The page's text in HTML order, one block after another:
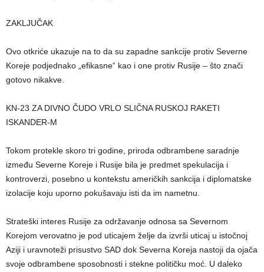
ZAKLJUČAK
Ovo otkriće ukazuje na to da su zapadne sankcije protiv Severne
Koreje podjednako „efikasne“ kao i one protiv Rusije – što znači
gotovo nikakve.
KN-23 ZA DIVNO ČUDO VRLO SLIČNA RUSKOJ RAKETI
ISKANDER-M
Tokom protekle skoro tri godine, priroda odbrambene saradnje
između Severne Koreje i Rusije bila je predmet spekulacija i
kontroverzi, posebno u kontekstu američkih sankcija i diplomatske
izolacije koju uporno pokušavaju isti da im nametnu.
Strateški interes Rusije za održavanje odnosa sa Severnom
Korejom verovatno je pod uticajem želje da izvrši uticaj u istočnoj
Aziji i uravnoteži prisustvo SAD dok Severna Koreja nastoji da ojača
svoje odbrambene sposobnosti i stekne političku moć. U daleko